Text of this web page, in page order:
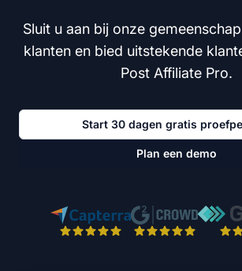
Sluit u aan bij onze
klanten en bied uitstekende
Post Affiliate Pro.
Start 30 dagen gratis
Plan een demo